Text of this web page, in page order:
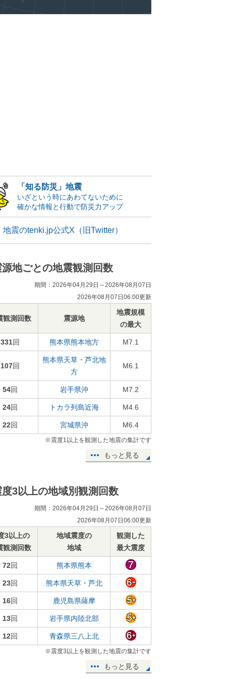
「知る防災」地震
いざという時にあわてないために
確かな情報と行動で防災力アップ
地震のtenki.jp公式X（旧Twitter）
源地ごとの地震観測回数
期間：2026年04月29日～2026年08月07日
2026年08月07日06:00更新
観測回数 震源地
地震規模
の最大
331回 熊本県熊本地方 M7.1
107回
熊本県天草・芦北地
方
M6.1
54回 岩手県沖 M7.2
24回 トカラ列島近海 M4.6
22回 宮城県沖 M6.4
※震度1以上を観測した地震の集計です
もっと見る
度3以上の地域別観測回数
期間：2026年04月29日～2026年08月07日
2026年08月07日06:00更新
3以上の
観測回数
地域震度の
地域
観測した
最大震度
72回 熊本県熊本
23回 熊本県天草・芦北
16回 鹿児島県薩摩
13回 岩手県内陸北部
12回 青森県三八上北
※震度3以上を観測した地震の集計です
もっと見る